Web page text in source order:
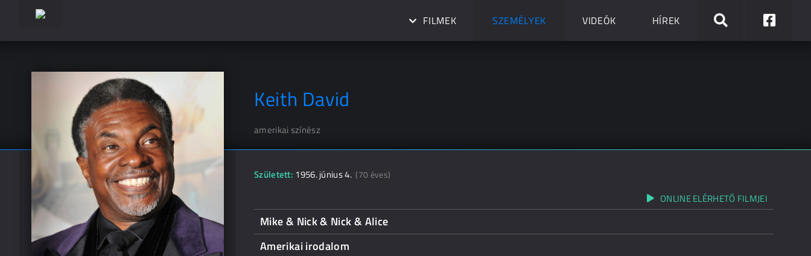
FILMEK SZEMÉLYEK VIDEÓK HÍREK
Keith David
amerikai színész
Született: 1956. június 4. (70 éves)
ONLINE ELÉRHETŐ FILMJEI
Mike & Nick & Nick & Alice
Amerikai irodalom